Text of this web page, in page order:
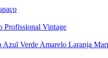
Profissional Vintage
Azul Verde Amarelo Laranja